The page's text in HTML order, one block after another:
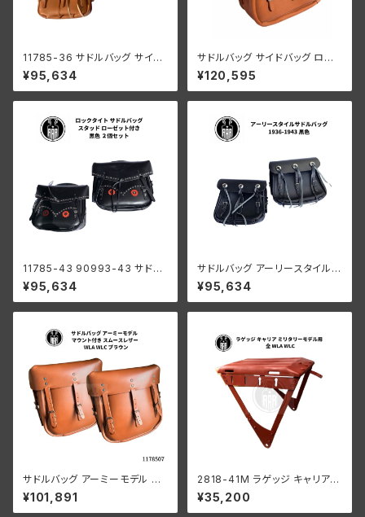
11785-36 サドルバッグ サイド
バッグ エンボス ハーレーロゴ付
き アーリースタイル ハーレーダ
ビッドソン 1936-43年 全モデ
¥95,634
サドルバッグ サイドバッグ ロン
グディスタンス 大きい ストラップ
付き ハーレーダビッドソン 193
6年スタイル 茶色 ブラウン
¥120,595
11785-43 90993-43 サドル
バック サイドバック ロックタイト
スタッズ ロゼット付き ロゴあり
2個セット ハーレー 1943-47
¥95,634
サドルバッグ アーリースタイル 1
936-1943年 ブラック スタンプ
あり
¥95,634
サドルバッグ アーミーモデル マ
ウンティング付き スムースレザ
ー WLA WLC ブラウン
¥101,891
2818-41M ラゲッジ キャリア ミ
リタリーモデル用 ハーレーダビ
ッドソン 全 WLA WLC
¥35,200